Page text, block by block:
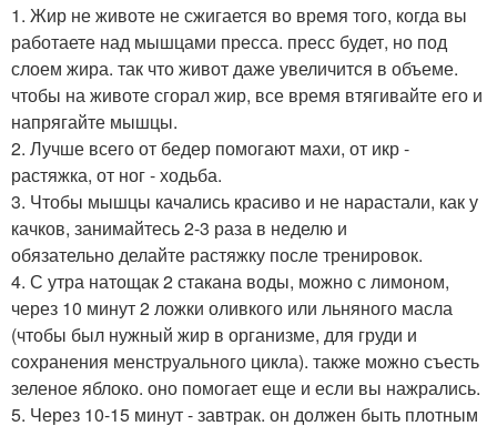
1. Жир не животе не сжигается во время того, когда вы
работаете над мышцами пресса. пресс будет, но под
слоем жира. так что живот даже увеличится в объеме.
чтобы на животе сгорал жир, все время втягивайте его и
напрягайте мышцы.
2. Лучше всего от бедер помогают махи, от икр -
растяжка, от ног - ходьба.
3. Чтобы мышцы качались красиво и не нарастали, как у
качков, занимайтесь 2-3 раза в неделю и
обязательно делайте растяжку после тренировок.
4. С утра натощак 2 стакана воды, можно с лимоном,
через 10 минут 2 ложки оливкого или льняного масла
(чтобы был нужный жир в организме, для груди и
сохранения менструального цикла). также можно съесть
зеленое яблоко. оно помогает еще и если вы нажрались.
5. Через 10-15 минут - завтрак. он должен быть плотным